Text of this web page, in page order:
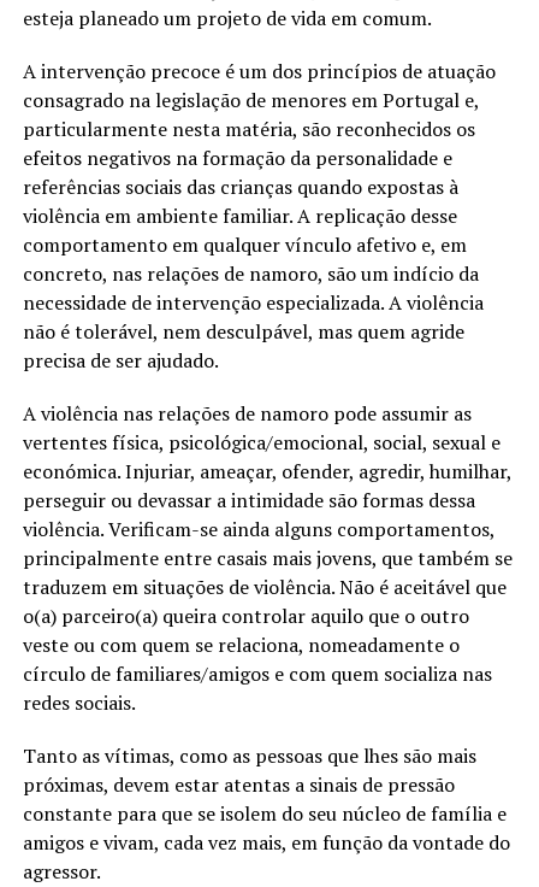
esteja planeado um projeto de vida em comum.
A intervenção precoce é um dos princípios de atuação
consagrado na legislação de menores em Portugal e,
particularmente nesta matéria, são reconhecidos os
efeitos negativos na formação da personalidade e
referências sociais das crianças quando expostas à
violência em ambiente familiar. A replicação desse
comportamento em qualquer vínculo afetivo e, em
concreto, nas relações de namoro, são um indício da
necessidade de intervenção especializada. A violência
não é tolerável, nem desculpável, mas quem agride
precisa de ser ajudado.
A violência nas relações de namoro pode assumir as
vertentes física, psicológica/emocional, social, sexual e
económica. Injuriar, ameaçar, ofender, agredir, humilhar,
perseguir ou devassar a intimidade são formas dessa
violência. Verificam-se ainda alguns comportamentos,
principalmente entre casais mais jovens, que também se
traduzem em situações de violência. Não é aceitável que
o(a) parceiro(a) queira controlar aquilo que o outro
veste ou com quem se relaciona, nomeadamente o
círculo de familiares/amigos e com quem socializa nas
redes sociais.
Tanto as vítimas, como as pessoas que lhes são mais
próximas, devem estar atentas a sinais de pressão
constante para que se isolem do seu núcleo de família e
amigos e vivam, cada vez mais, em função da vontade do
agressor.